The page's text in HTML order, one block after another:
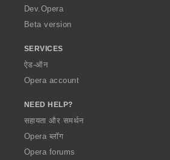
a
Dev.Opera
Beta version
SERVICES
ऐड-ऑन
Opera account
NEED HELP?
सहायता और समर्थन
Opera ब्लॉग
Opera forums